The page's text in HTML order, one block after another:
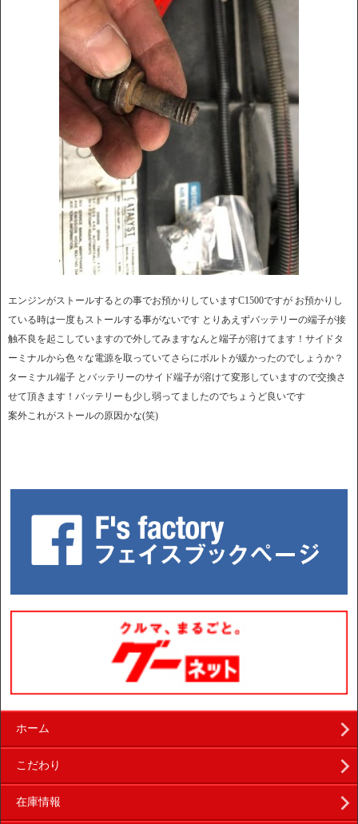
エンジンがストールするとの事でお預かりしていますC1500ですが お預かりし
ている時は一度もストールする事がないです とりあえずバッテリーの端子が接
触不良を起こしていますので外してみますなんと端子が溶けてます！サイドタ
ーミナルから色々な電源を取っていてさらにボルトが緩かったのでしょうか？
ターミナル端子 とバッテリーのサイド端子が溶けて変形していますので交換さ
せて頂きます！バッテリーも少し弱ってましたのでちょうど良いです
案外これがストールの原因かな(笑)
ホーム
こだわり
在庫情報